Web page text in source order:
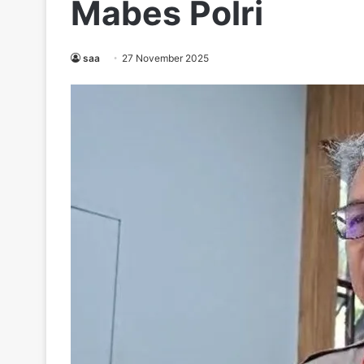
Mabes Polri
saa 27 November 2025